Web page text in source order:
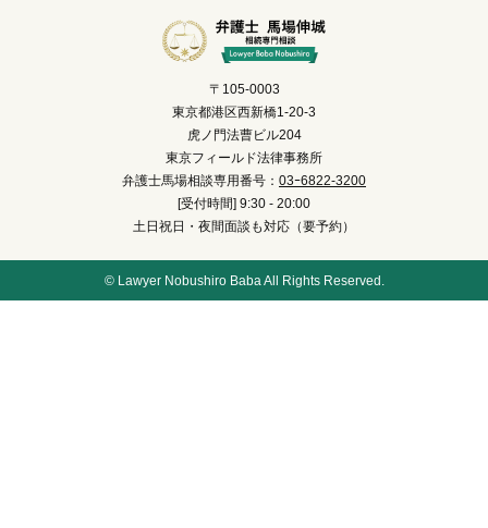
〒105-0003
東京都港区西新橋1-20-3
虎ノ門法曹ビル204
東京フィールド法律事務所
弁護士馬場相談専用番号： 03ｰ6822-3200
[受付時間] 9:30 - 20:00
土日祝日・夜間面談も対応（要予約）
© Lawyer Nobushiro Baba All Rights Reserved.